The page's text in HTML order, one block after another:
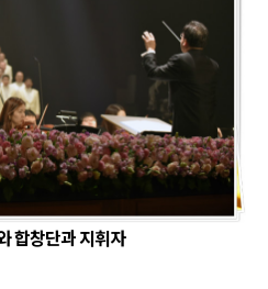
합창단과 지휘자